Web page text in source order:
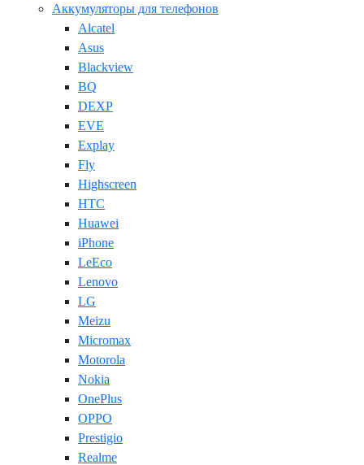
Аккумуляторы для телефонов
Alcatel
Asus
Blackview
BQ
DEXP
EVE
Explay
Fly
Highscreen
HTC
Huawei
iPhone
LeEco
Lenovo
LG
Meizu
Micromax
Motorola
Nokia
OnePlus
OPPO
Prestigio
Realme